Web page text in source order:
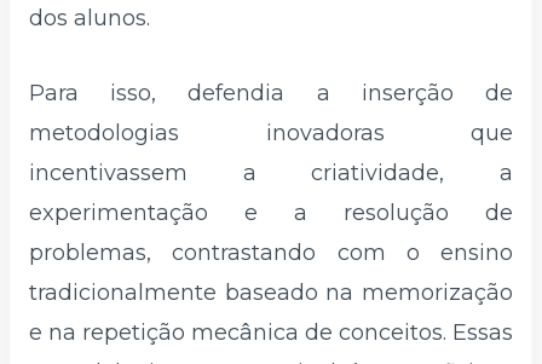
dos alunos.
Para isso, defendia a inserção de
metodologias inovadoras que
incentivassem a criatividade, a
experimentação e a resolução de
problemas, contrastando com o ensino
tradicionalmente baseado na memorização
e na repetição mecânica de conceitos. Essas